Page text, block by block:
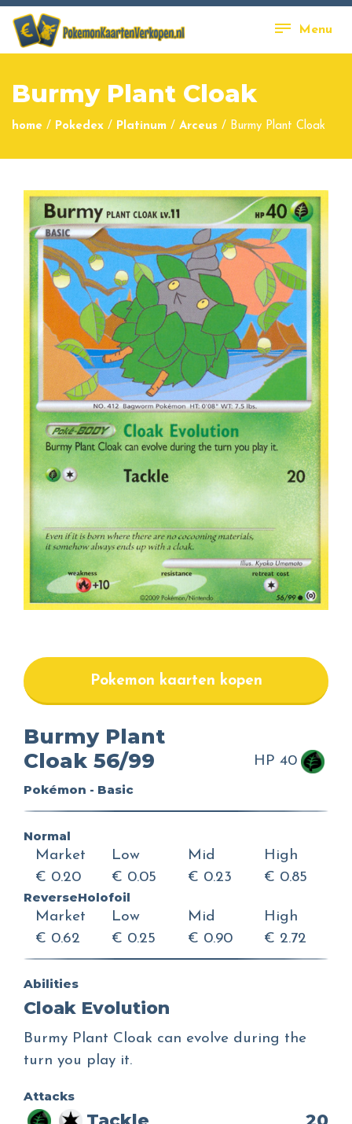
Menu
Burmy Plant Cloak
home / Pokedex / Platinum / Arceus / Burmy Plant Cloak
Pokemon kaarten kopen
Burmy Plant
Cloak 56/99
Pokémon - Basic
HP 40
Normal
Market
€ 0.20
Low
€ 0.05
Mid
€ 0.23
High
€ 0.85
ReverseHolofoil
Market
€ 0.62
Low
€ 0.25
Mid
€ 0.90
High
€ 2.72
Abilities
Cloak Evolution
Burmy Plant Cloak can evolve during the
turn you play it.
Attacks